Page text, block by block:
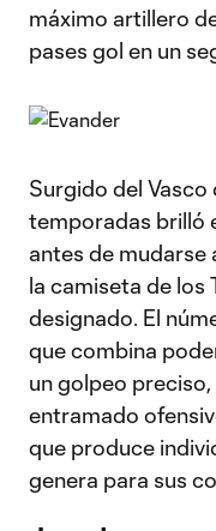
máximo artillero
pases gol en un
Surgido del
temporadas brilló
antes de mudarse
la camiseta de
designado. El
que combina
un golpeo
entramado
que produce
genera para sus